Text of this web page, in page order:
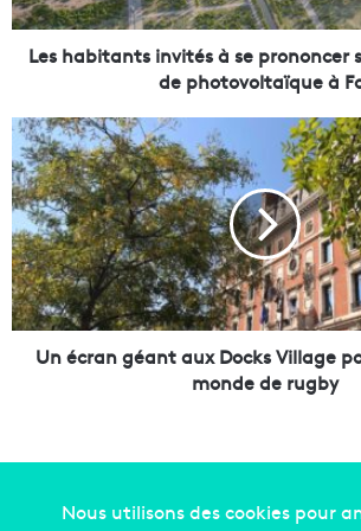
a
i
n
v
i
t
é
s
à
s
Les habitants invités à se prononcer
de photovoltaïque à
U
n
é
c
r
a
n
g
é
Un écran géant aux Docks Village
monde de rugby